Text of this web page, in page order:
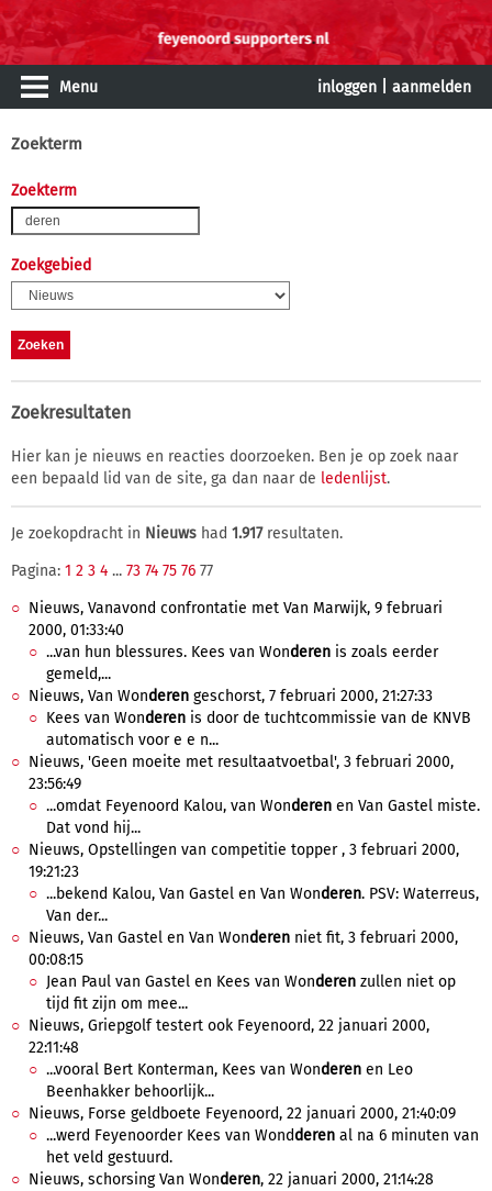
Menu inloggen aanmelden
Zoekterm
Zoekterm
Zoekgebied
Zoekresultaten
Hier kan je nieuws en reacties doorzoeken. Ben je op zoek naar
een bepaald lid van de site, ga dan naar de ledenlijst.
Je zoekopdracht in Nieuws had 1.917resultaten.
Pagina: 1 2 3 4 ... 73 74 75 76 77
Nieuws, Vanavond confrontatie met Van Marwijk, 9 februari
2000, 01:33:40
...van hun blessures. Kees van Wonderen is zoals eerder
gemeld,...
Nieuws, Van Wonderen geschorst, 7 februari 2000, 21:27:33
Kees van Wonderen is door de tuchtcommissie van de KNVB
automatisch voor e e n...
Nieuws, 'Geen moeite met resultaatvoetbal', 3 februari 2000,
23:56:49
...omdat Feyenoord Kalou, van Wonderen en Van Gastel miste.
Dat vond hij...
Nieuws, Opstellingen van competitie topper , 3 februari 2000,
19:21:23
...bekend Kalou, Van Gastel en Van Wonderen. PSV: Waterreus,
Van der...
Nieuws, Van Gastel en Van Wonderen niet fit, 3 februari 2000,
00:08:15
Jean Paul van Gastel en Kees van Wonderen zullen niet op
tijd fit zijn om mee...
Nieuws, Griepgolf testert ook Feyenoord, 22 januari 2000,
22:11:48
...vooral Bert Konterman, Kees van Wonderen en Leo
Beenhakker behoorlijk...
Nieuws, Forse geldboete Feyenoord, 22 januari 2000, 21:40:09
...werd Feyenoorder Kees van Wondderen al na 6 minuten van
het veld gestuurd.
Nieuws, schorsing Van Wonderen, 22 januari 2000, 21:14:28